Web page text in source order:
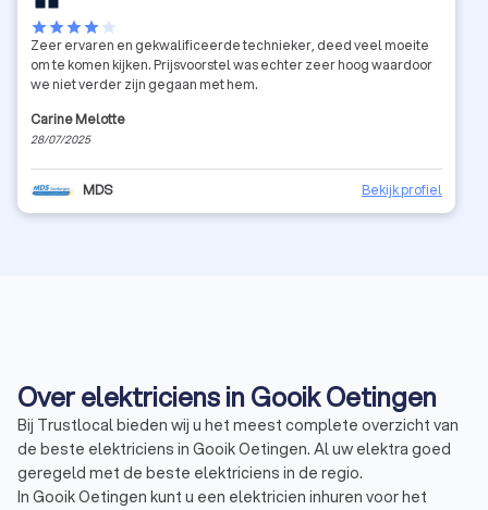
starstarstarstarstar
Zeer ervaren en gekwalificeerde technieker, deed veel moeite
om te komen kijken. Prijsvoorstel was echter zeer hoog waardoor
we niet verder zijn gegaan met hem.
Carine Melotte
28/07/2025
MDS Bekijk profiel
Over elektriciens in Gooik Oetingen
Bij Trustlocal bieden wij u het meest complete overzicht van
de beste elektriciens in Gooik Oetingen. Al uw elektra goed
geregeld met de beste elektriciens in de regio.
In Gooik Oetingen kunt u een elektricien inhuren voor het